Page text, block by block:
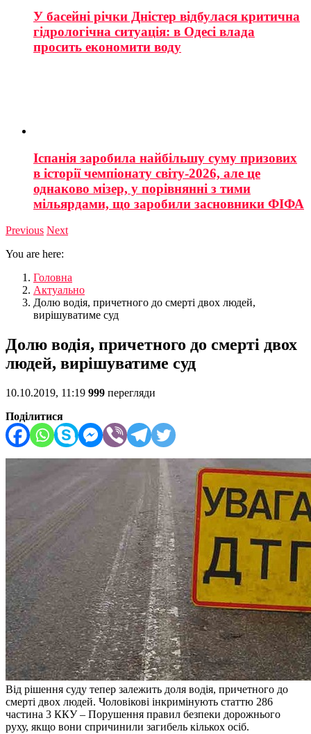
У басейні річки Дністер відбулася критична
гідрологічна ситуація: в Одесі влада
просить економити воду
Іспанія заробила найбільшу суму призових
в історії чемпіонату світу-2026, але це
однаково мізер, у порівнянні з тими
мільярдами, що заробили засновники ФІФА
Previous Next
You are here:
Головна
Актуально
Долю водія, причетного до смерті двох людей,
вирішуватиме суд
Долю водія, причетного до смерті двох
людей, вирішуватиме суд
10.10.2019, 11:19 999 перегляди
Поділитися
Від рішення суду тепер залежить доля водія, причетного до
смерті двох людей. Чоловікові інкримінують статтю 286
частина 3 ККУ – Порушення правил безпеки дорожнього
руху, якщо вони спричинили загибель кількох осіб.